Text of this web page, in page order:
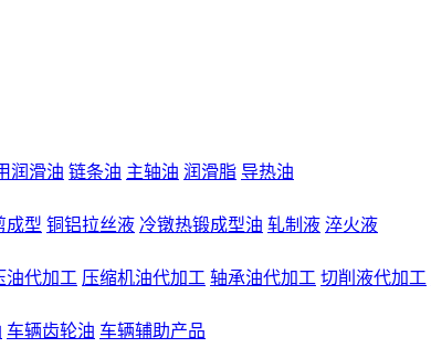
润滑油 链条油 主轴油 润滑脂 导热油
成型 铜铝拉丝液 冷镦热锻成型油 轧制液 淬火液
油代加工 压缩机油代加工 轴承油代加工 切削液代加工
车辆齿轮油 车辆辅助产品